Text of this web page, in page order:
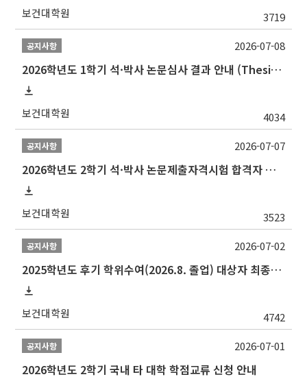
보건대학원 3719
공지사항
2026학년도 1학기 석·박사 논문심사 결과 안내 (Thesis Defense Result)
보건대학원 4034
2026-07-08
공지사항
2026학년도 2학기 석·박사 논문제출자격시험 합격자 공고(TSQ Exam Result)
보건대학원 3523
2026-07-07
공지사항
2025학년도 후기 학위수여(2026.8. 졸업) 대상자 최종인준 논문 제출 안내
보건대학원 4742
2026-07-02
공지사항
2026학년도 2학기 국내 타 대학 학점교류 신청 안내
2026-07-01